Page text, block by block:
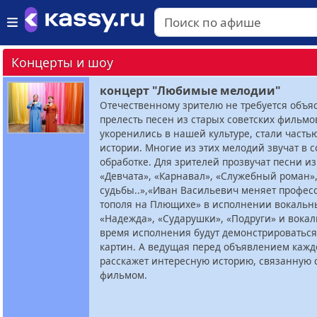
Концерты и шоу
концерт "Любимые мелодии"
Отечественному зрителю не требуется
прелесть песен из старых советских
укоренились в нашей культуре, стали
истории. Многие из этих мелодий звучат в
обработке. Для зрителей прозвучат песни
«Девчата», «Карнавал», «Служебный
судьбы..»,«Иван Васильевич меняет
тополя на Плющихе» в исполнении
«Надежда», «Сударушки», «Подруги» и
время исполнения будут
картин. А ведущая перед объявлением
расскажет интересную историю, связанную
фильмом.